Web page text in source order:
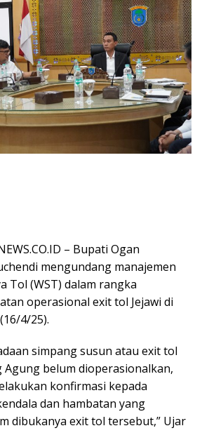
– Bupati Ogan
mengundang manajemen
Tol (WST) dalam rangka
operasional exit tol Jejawi di
4/25).
simpang susun atau exit tol
Agung belum dioperasionalkan,
konfirmasi kepada
dan hambatan yang
dibukanya exit tol tersebut,” Ujar